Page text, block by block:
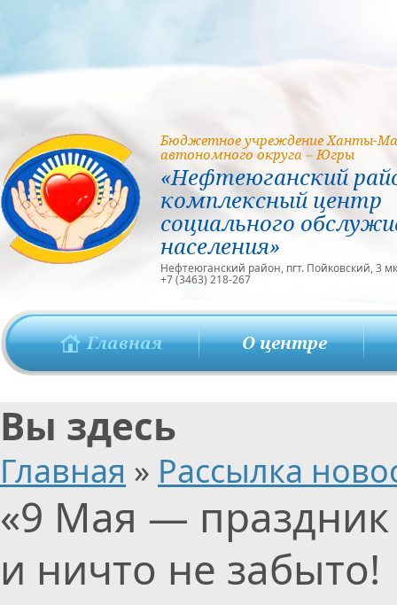
Бюджетное учреждение Ханты-
автономного округа – Югры
«Нефтеюганский
комплексный центр
социального
населения»
Нефтеюганский район, пгт. Пойковский, 3
+7 (3463) 218-267
Главная О центре
Вы здесь
Главная » Рассылка
«9 Мая — праздник
и ничто не забыто!